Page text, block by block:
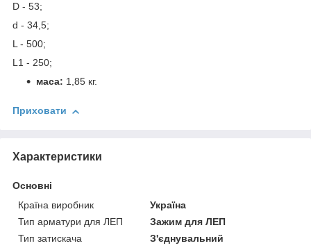
D - 53;
d - 34,5;
L - 500;
L1 - 250;
маса: 1,85 кг.
Приховати
Характеристики
Основні
Країна виробник
Україна
Тип арматури для ЛЕП
Зажим для ЛЕП
Тип затискача
З'єднувальний